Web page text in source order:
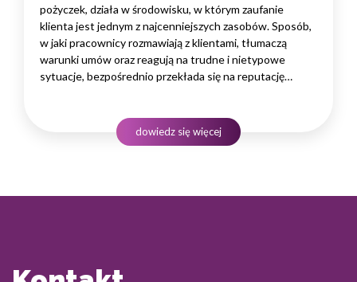
pożyczek, działa w środowisku, w którym zaufanie
klienta jest jednym z najcenniejszych zasobów. Sposób,
w jaki pracownicy rozmawiają z klientami, tłumaczą
warunki umów oraz reagują na trudne i nietypowe
sytuacje, bezpośrednio przekłada się na reputację
produktowej, lecz także rozwiniętych kompetencji
komunikacyjnych, empatii…
dowiedz się więcej